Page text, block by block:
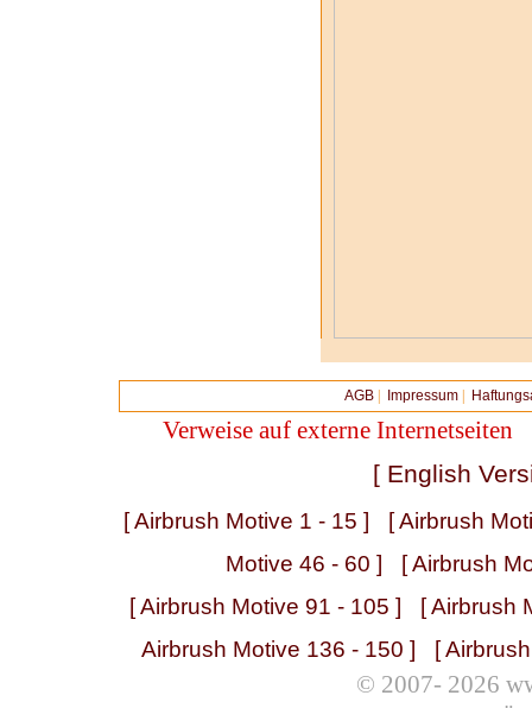
AGB Impressum
Verweise auf externe Internetseiten
[ English
[ Airbrush Motive 1 - 15 ]
[ Airbrush
Motive 46 - 60 ]
[ Airbrush
[ Airbrush Motive 91 - 105 ]
[ Airbrush
Airbrush Motive 136 - 150 ]
[
© 2007- 2026